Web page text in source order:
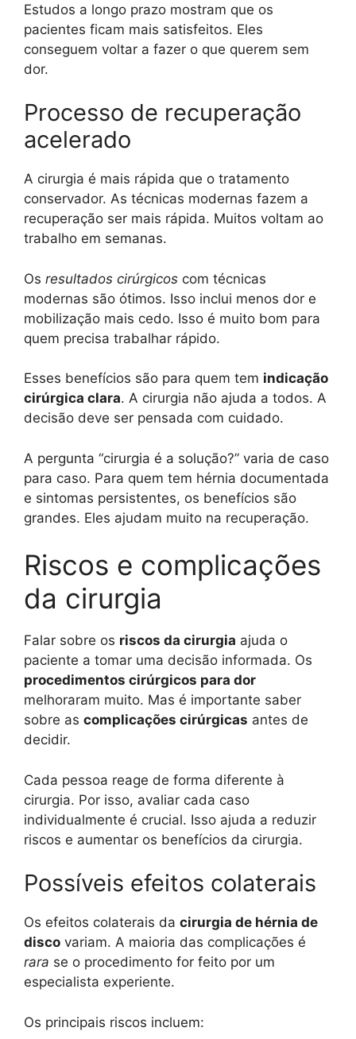
Estudos a longo prazo mostram que os
pacientes ficam mais satisfeitos. Eles
conseguem voltar a fazer o que querem sem
dor.
Processo de recuperação
acelerado
A cirurgia é mais rápida que o tratamento
conservador. As técnicas modernas fazem a
recuperação ser mais rápida. Muitos voltam ao
trabalho em semanas.
Os resultados cirúrgicos com técnicas
modernas são ótimos. Isso inclui menos dor e
mobilização mais cedo. Isso é muito bom para
quem precisa trabalhar rápido.
Esses benefícios são para quem tem indicação
cirúrgica clara. A cirurgia não ajuda a todos. A
decisão deve ser pensada com cuidado.
A pergunta “cirurgia é a solução?” varia de caso
para caso. Para quem tem hérnia documentada
e sintomas persistentes, os benefícios são
grandes. Eles ajudam muito na recuperação.
Riscos e complicações
da cirurgia
Falar sobre os riscos da cirurgia ajuda o
paciente a tomar uma decisão informada. Os
procedimentos cirúrgicos para dor
melhoraram muito. Mas é importante saber
sobre as complicações cirúrgicas antes de
decidir.
Cada pessoa reage de forma diferente à
cirurgia. Por isso, avaliar cada caso
individualmente é crucial. Isso ajuda a reduzir
riscos e aumentar os benefícios da cirurgia.
Possíveis efeitos colaterais
Os efeitos colaterais da cirurgia de hérnia de
disco variam. A maioria das complicações é
rara se o procedimento for feito por um
especialista experiente.
Os principais riscos incluem: